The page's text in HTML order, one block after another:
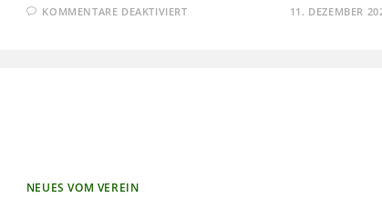
KOMMENTARE DEAKTIVIERTFÜR 11. DEZEMBER
NEUES VOM VEREIN